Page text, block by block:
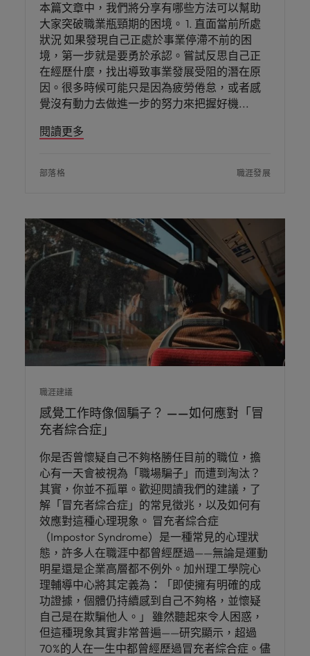
本篇文章中，我們將分享有哪些方法可以幫助
大家突破職業瓶頸期的困境。 1. 直面當前所處
狀況 如果發現自己正處於事業停滯不前的困
境，第一步就是要勇於承認。嘗試反思自己正
在經歷什麼，找出導致事業發展受阻的潛在原
因。很多時候可能只是因為疲勞倦怠，或者感
覺沒有動力去做進一步的努力來把握好機
閱讀更多
部落格 職涯發展
職涯建議
感覺工作時像個騙子？ ——如何應對「冒
充者綜合症」
你是否曾懷疑自己不夠格勝任目前的職位，擔
心有一天會被視為「職場騙子」而遭到淘汰？
其實，你並不孤單。歡迎閱讀我們的建議，了
解「冒充者綜合症」的常見徵兆，以及如何有
效應對這種心理現象。 冒充者綜合症
（Impostor Syndrome）是一種常見的心理狀
態，許多人在職涯中都曾經歷過——無論是運動
明星還是企業高層都不例外。加州理工學院心
理輔導中心將其定義為：「即使擁有明確的成
功證據，個體仍持續感到自己不夠格，並懷疑
自己是在欺騙他人。」 雖然聽起來令人困惑，
但這種現象其實非常普遍——研究顯示，超過
70%的人在一生中都曾經歷過冒充者綜合症。儘